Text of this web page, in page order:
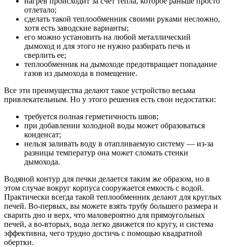
отлетало;
сделать такой теплообменник своими руками несложно,
хотя есть заводские варианты;
его можно установить на любой металлический
дымоход и для этого не нужно разбирать печь и
сверлить ее;
теплообменник на дымоходе предотвращает попадание
газов из дымохода в помещение.
Все эти преимущества делают такое устройство весьма
привлекательным. Но у этого решения есть свои недостатки:
требуется полная герметичность швов;
при добавлении холодной воды может образоваться
конденсат;
нельзя заливать воду в отапливаемую систему — из-за
разницы температур она может сломать стенки
дымохода.
Водяной контур для печки делается таким же образом, но в
этом случае вокруг корпуса сооружается емкость с водой.
Практически всегда такой теплообменник делают для круглых
печей. Во-первых, вы можете взять трубу большего размера и
сварить дно и верх, что маловероятно для прямоугольных
печей, а во-вторых, вода легко движется по кругу, и система
эффективна, чего трудно достичь с помощью квадратной
обертки.